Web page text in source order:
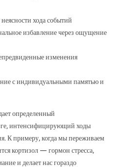
хода событий
избавление через ощущение
изменения
с индивидуальными памятью и
определенный
интенсифицирующий ходы
К примеру, когда мы переживаем
кортизол — гормон стресса,
и делает нас гораздо